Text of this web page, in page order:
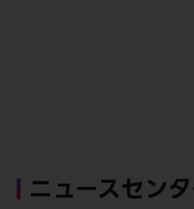
ニュースセン